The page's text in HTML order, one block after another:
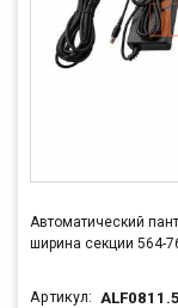
Автоматический
ширина секции 564-
Артикул: